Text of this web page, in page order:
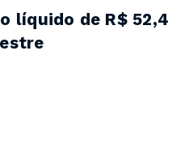
líquido de R$ 52,4